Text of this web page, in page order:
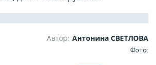
Автор: Антонина СВЕТЛОВА
Фото: